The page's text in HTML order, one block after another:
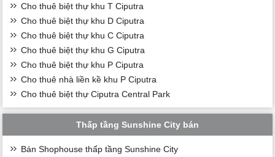
Cho thuê biệt thự khu T Ciputra
Cho thuê biệt thự khu D Ciputra
Cho thuê biệt thự khu C Ciputra
Cho thuê biệt thự khu G Ciputra
Cho thuê biệt thự khu P Ciputra
Cho thuê nhà liền kề khu P Ciputra
Cho thuê biệt thự Ciputra Central Park
Thấp tầng Sunshine City bán
Bán Shophouse thấp tầng Sunshine City